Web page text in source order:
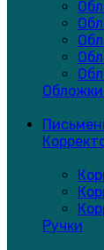
Ручки